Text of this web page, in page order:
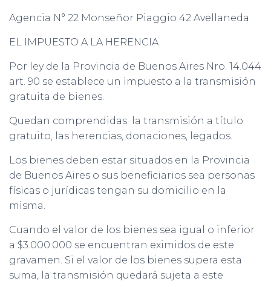
Agencia N° 22 Monseñor Piaggio 42 Avellaneda
EL IMPUESTO A LA HERENCIA
Por ley de la Provincia de Buenos Aires Nro. 14.044
art. 90 se establece un impuesto a la transmisión
gratuita de bienes.
Quedan comprendidas la transmisión a título
gratuito, las herencias, donaciones, legados.
Los bienes deben estar situados en la Provincia
de Buenos Aires o sus beneficiarios sea personas
físicas o jurídicas tengan su domicilio en la
misma.
Cuando el valor de los bienes sea igual o inferior
a $3.000.000 se encuentran eximidos de este
gravamen. Si el valor de los bienes supera esta
suma, la transmisión quedará sujeta a este